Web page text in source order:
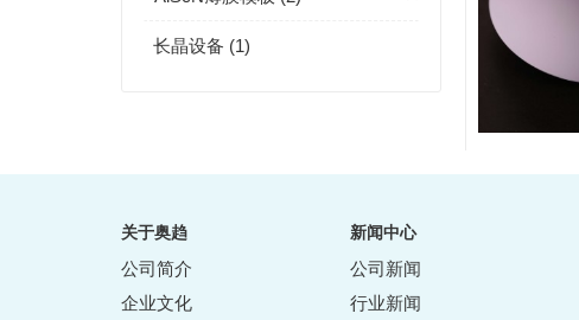
长晶设备 (1)
关于奥趋
公司简介
企业文化
新闻中心
公司新闻
行业新闻